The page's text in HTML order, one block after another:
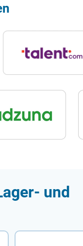
und